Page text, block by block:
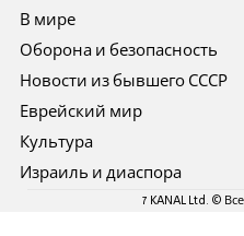
В мире
Оборона и безопасность
Новости из бывшего СССР
Еврейский мир
Культура
Израиль и диаспора
7 KANAL Ltd. ©